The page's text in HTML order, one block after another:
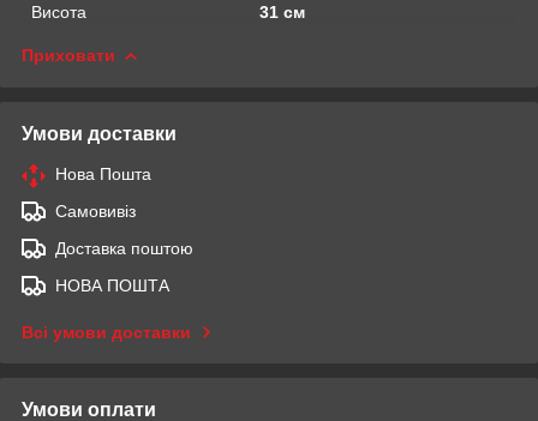
Висота
31 см
Приховати
Умови доставки
Нова Пошта
Самовивіз
Доставка поштою
НОВА ПОШТА
Всі умови доставки
Умови оплати